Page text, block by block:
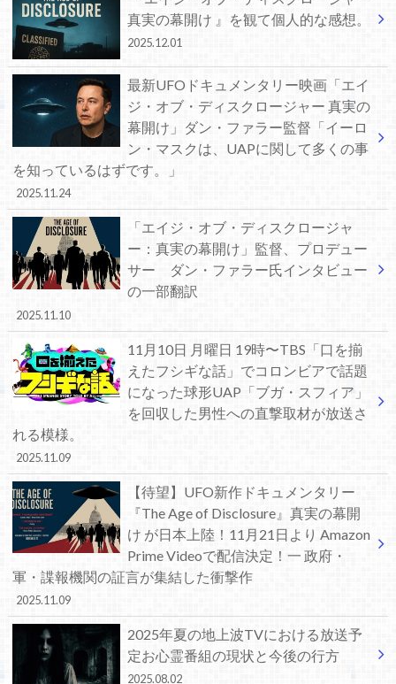
真実の幕開け 』を観て個人的な感想。
2025.12.01
最新UFOドキュメンタリー映画「エイ
ジ・オブ・ディスクロージャー 真実の
幕開け」ダン・ファラー監督「イーロ
ン・マスクは、UAPに関して多くの事
を知っているはずです。」
2025.11.24
「エイジ・オブ・ディスクロージャ
ー：真実の幕開け」監督、プロデュー
サー ダン・ファラー氏インタビュー
の一部翻訳
2025.11.10
11月10日 月曜日 19時〜TBS「口を揃
えたフシギな話」でコロンビアで話題
になった球形UAP「ブガ・スフィア」
を回収した男性への直撃取材が放送さ
れる模様。
2025.11.09
【待望】UFO新作ドキュメンタリー
『The Age of Disclosure』真実の幕開
け が日本上陸！11月21日より Amazon
Prime Videoで配信決定！一 政府・
軍・諜報機関の証言が集結した衝撃作
2025.11.09
2025年夏の地上波TVにおける放送予
定お心霊番組の現状と今後の行方
2025.08.02